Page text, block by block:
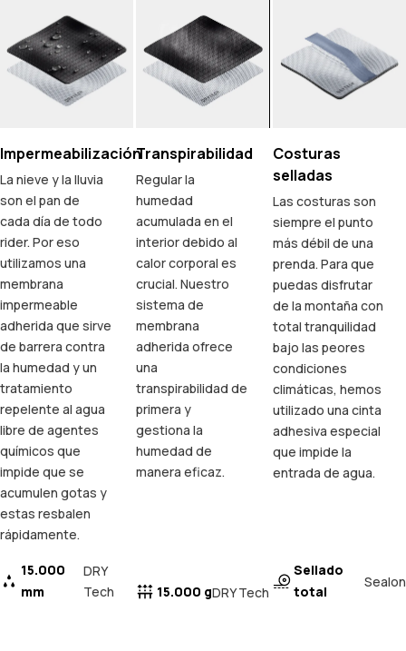
Impermeabilización
La nieve y la lluvia
son el pan de
cada día de todo
rider. Por eso
utilizamos una
membrana
impermeable
adherida que sirve
de barrera contra
la humedad y un
tratamiento
repelente al agua
libre de agentes
químicos que
impide que se
acumulen gotas y
estas resbalen
rápidamente.
15.000
mm
DRY
Tech
Transpirabilidad
Regular la
humedad
acumulada en el
interior debido al
calor corporal es
crucial. Nuestro
sistema de
membrana
adherida ofrece
una
transpirabilidad de
primera y
gestiona la
humedad de
manera eficaz.
15.000 gDRY Tech
Costuras
selladas
Las costuras son
siempre el punto
más débil de una
prenda. Para que
puedas disfrutar
de la montaña con
total tranquilidad
bajo las peores
condiciones
climáticas, hemos
utilizado una cinta
adhesiva especial
que impide la
entrada de agua.
Sellado
total
Sealon